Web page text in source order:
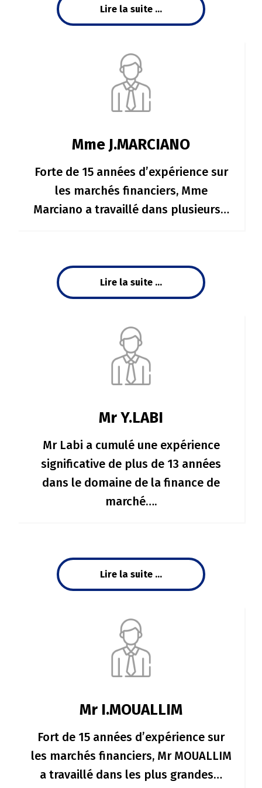
Lire la suite ...
Mme J.MARCIANO
Forte de 15 années d’expérience sur
les marchés financiers, Mme
Marciano a travaillé dans plusieurs…
Lire la suite ...
Mr Y.LABI
Mr Labi a cumulé une expérience
significative de plus de 13 années
dans le domaine de la finance de
marché….
Lire la suite ...
Mr I.MOUALLIM
Fort de 15 années d’expérience sur
les marchés financiers, Mr MOUALLIM
a travaillé dans les plus grandes…